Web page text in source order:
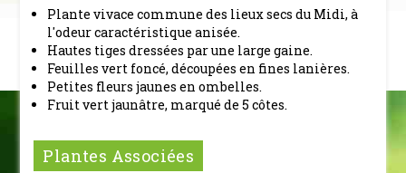
Plante vivace commune des lieux secs du Midi, à
l'odeur caractéristique anisée.
Hautes tiges dressées par une large gaine.
Feuilles vert foncé, découpées en fines lanières.
Petites fleurs jaunes en ombelles.
Fruit vert jaunâtre, marqué de 5 côtes.
Plantes Associées